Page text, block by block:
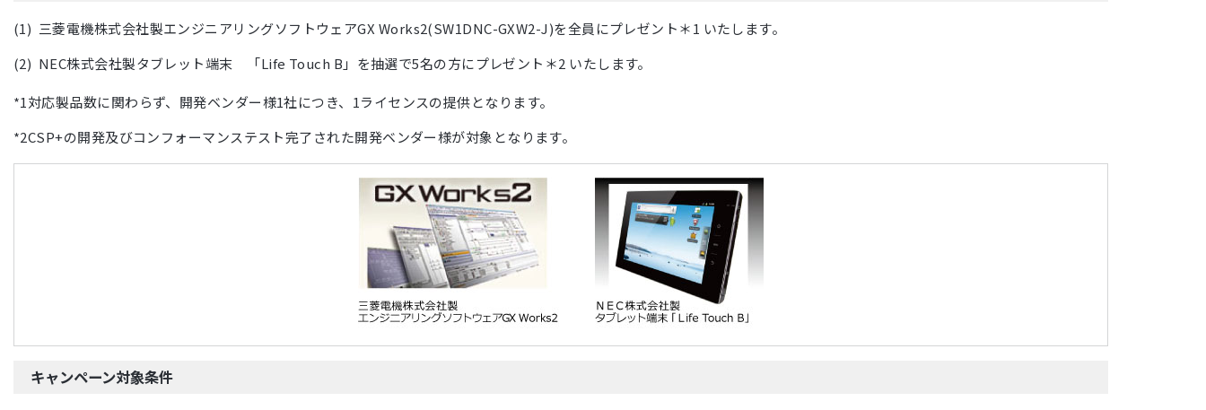
三菱電機株式会社製エンジニアリングソフトウェアGX Works2(SW1DNC-GXW2-J)を全員にプレゼント＊1 いたします。
NEC株式会社製タブレット端末 「Life Touch B」を抽選で5名の方にプレゼント＊2 いたします。
対応製品数に関わらず、開発ベンダー様1社につき、1ライセンスの提供となります。
CSP+の開発及びコンフォーマンステスト完了された開発ベンダー様が対象となります。
キャンペーン対象条件